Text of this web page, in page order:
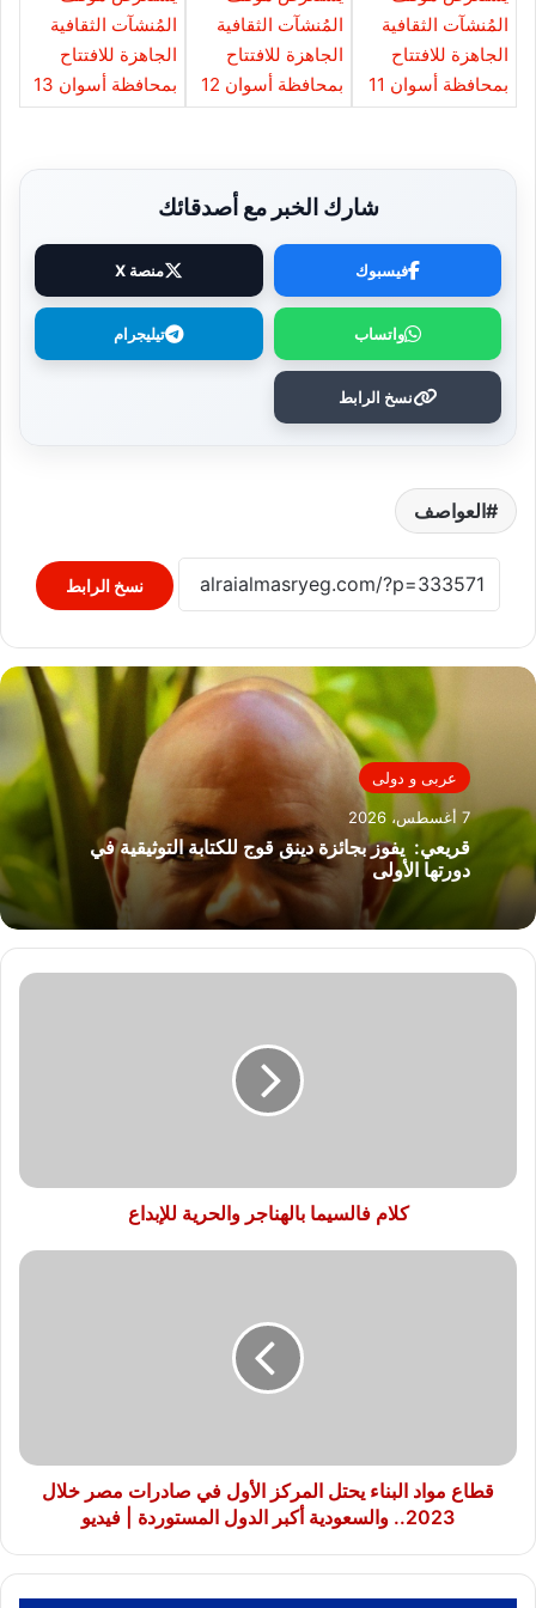
شارك الخبر مع أصدقائك
فيسبوك منصة X
واتساب تيليجرام
نسخ الرابط
العواصف
نسخ الرابط
عربى و دولى
7 أغسطس، 2026
قريعي: يفوز بجائزة دينق قوج للكتابة التوثيقية في
دورتها الأولى
كلام
كلام فالسيما بالهناجر والحرية للإبداع
قطاع
مصر
خلالقطاع مواد البناء يحتل المركز الأول في صادرات مصر خلال
2023.. والسعودية أكبر الدول المستوردة | فيديو